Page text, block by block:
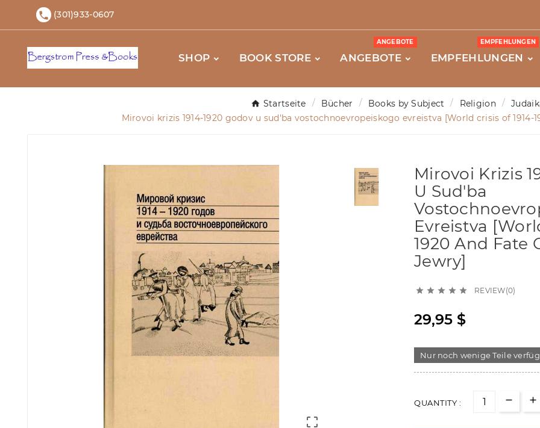
 (301)933-0607
SHOP BOOK STORE ANGEBOTE
ANGEBOTE
EMPFEHLUNGEN
EMPFEHLUNGEN
Startseite Bücher Books by Subject Religion
Mirovoi krizis 1914-1920 godov u sud'ba vostochnoevropeiskogo evreistva [World crisis of 1914-

Mirovoi Krizis
U Sud'ba
Evreistva
1920 And Fate
Jewry]
     REVIEW(0)
29,95 $
Nur noch wenige Teile
QUANTITY :